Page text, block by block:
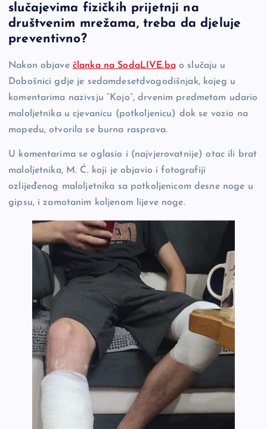
e
b
o
k
y
Li
k
n
g
er
e
slučajevima fizičkih prijetnji na
društvenim mrežama, treba da djeluje
preventivno?
Nakon objave članka na SodaLIVE.bao slučaju u
Dobošnici gdje je sedamdesetdvogodišnjak, kojeg u
komentarima nazivsju “Kojo”, drvenim predmetom udario
maloljetnika u cjevanicu (potkoljenicu) dok se vozio na
mopedu, otvorila se burna rasprava.
U komentarima se oglasio i (najvjerovatnije) otac ili brat
maloljetnika, M. Ć. koji je objavio i fotografiji
ozlijeđenog maloljetnika sa potkoljenicom desne noge u
gipsu, i zamotanim koljenom lijeve noge.